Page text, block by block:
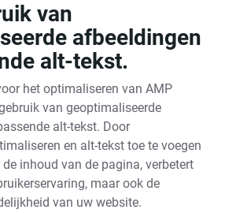
van
afbeeldingen
alt-tekst.
het optimaliseren van AMP
van geoptimaliseerde
alt-tekst. Door
en alt-tekst toe te voegen
inhoud van de pagina, verbetert
maar ook de
van uw website.